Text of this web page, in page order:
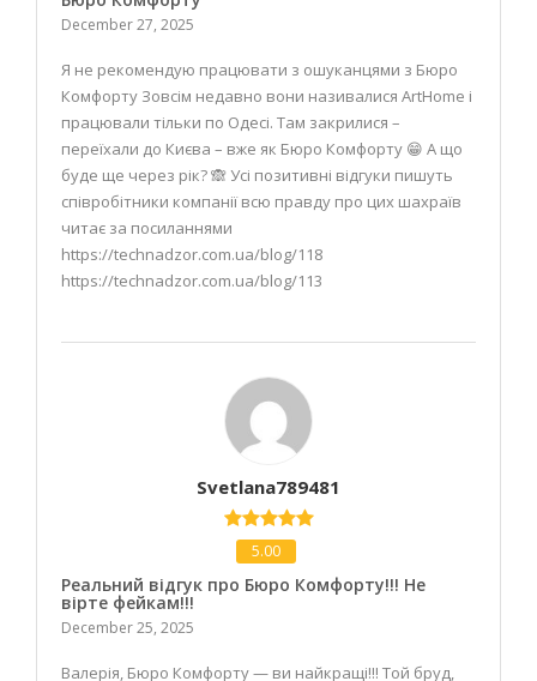
December 27, 2025
Я не рекомендую працювати з ошуканцями з Бюро
Комфорту Зовсім недавно вони називалися ArtHome і
працювали тільки по Одесі. Там закрилися –
переїхали до Києва – вже як Бюро Комфорту 😁 А що
буде ще через рік? 🙈 Усі позитивні відгуки пишуть
співробітники компанії всю правду про цих шахраїв
читає за посиланнями
https://technadzor.com.ua/blog/118
https://technadzor.com.ua/blog/113
Svetlana789481
5.00
Реальний відгук про Бюро Комфорту!!! Не
вірте фейкам!!!
December 25, 2025
Валерія, Бюро Комфорту — ви найкращі!!! Той бруд,